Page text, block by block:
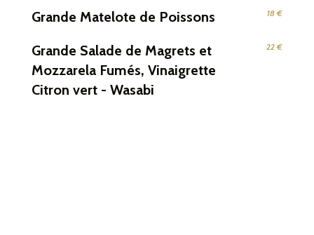
Grande Matelote de Poissons 18 €
Grande Salade de Magrets et
Mozzarela Fumés, Vinaigrette
Citron vert - Wasabi
22 €